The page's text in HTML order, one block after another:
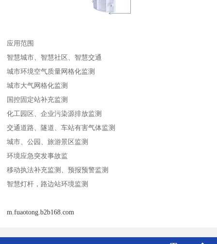
应用范围
智慧城市、智慧社区、智慧交通
城市环境空气质量网格化监测
城市大气网格化监测
国控固定站补充监测
化工园区、企业污染源排放监测
交通道路、隧道、车站有害气体监测
城市、公园、旅游景区监测
环境应急突发事故监
移动执法补充监测、预报预警监测
智慧灯杆，路边站环境监测
m.fuaotong.b2b168.com